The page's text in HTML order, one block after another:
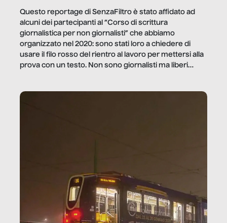
Questo reportage di SenzaFiltro è stato affidato ad
alcuni dei partecipanti al “Corso di scrittura
giornalistica per non giornalisti” che abbiamo
organizzato nel 2020: sono stati loro a chiedere di
usare il filo rosso del rientro al lavoro per mettersi alla
prova con un testo. Non sono giornalisti ma liberi